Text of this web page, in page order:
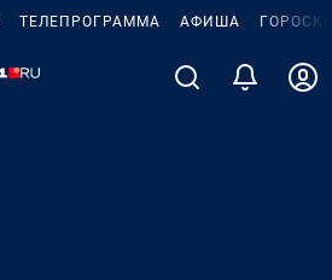
ТЕЛЕПРОГРАММА АФИША